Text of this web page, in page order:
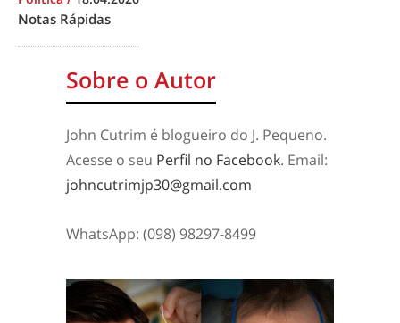
Notas Rápidas
Sobre o Autor
John Cutrim é blogueiro do J. Pequeno.
Acesse o seu Perfil no Facebook. Email:
johncutrimjp30@gmail.com
WhatsApp: (098) 98297-8499